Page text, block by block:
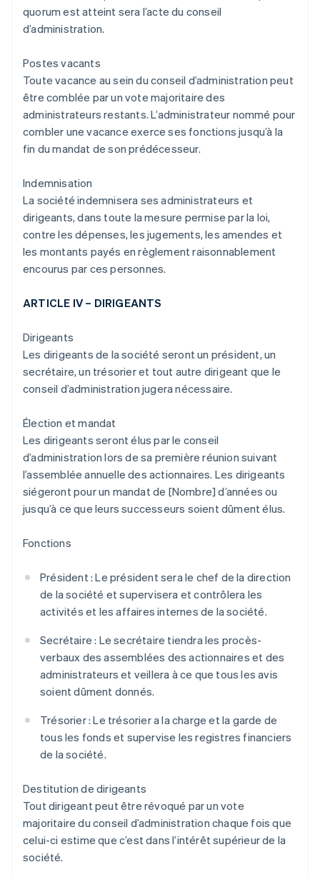
quorum est atteint sera l’acte du conseil
d’administration.
Postes vacants
Toute vacance au sein du conseil d’administration peut
être comblée par un vote majoritaire des
administrateurs restants. L’administrateur nommé pour
combler une vacance exerce ses fonctions jusqu’à la
fin du mandat de son prédécesseur.
Indemnisation
La société indemnisera ses administrateurs et
dirigeants, dans toute la mesure permise par la loi,
contre les dépenses, les jugements, les amendes et
les montants payés en règlement raisonnablement
encourus par ces personnes.
ARTICLE IV – DIRIGEANTS
Dirigeants
Les dirigeants de la société seront un président, un
secrétaire, un trésorier et tout autre dirigeant que le
conseil d’administration jugera nécessaire.
Élection et mandat
Les dirigeants seront élus par le conseil
d’administration lors de sa première réunion suivant
l’assemblée annuelle des actionnaires. Les dirigeants
siégeront pour un mandat de [Nombre] d’années ou
jusqu’à ce que leurs successeurs soient dûment élus.
Fonctions
Président : Le président sera le chef de la direction
de la société et supervisera et contrôlera les
activités et les affaires internes de la société.
Secrétaire : Le secrétaire tiendra les procès-
verbaux des assemblées des actionnaires et des
administrateurs et veillera à ce que tous les avis
soient dûment donnés.
Trésorier : Le trésorier a la charge et la garde de
tous les fonds et supervise les registres financiers
de la société.
Destitution de dirigeants
Tout dirigeant peut être révoqué par un vote
majoritaire du conseil d’administration chaque fois que
celui-ci estime que c’est dans l’intérêt supérieur de la
société.